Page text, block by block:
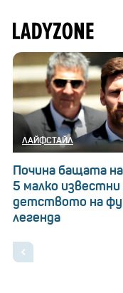
ЛАЙФСТАЙЛ
Почина бащата
5 малко
детството на
легенда